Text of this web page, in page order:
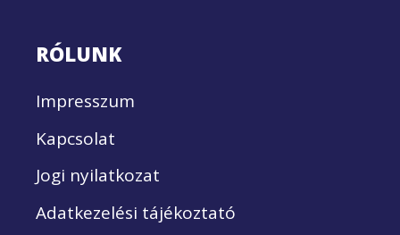
RÓLUNK
Impresszum
Kapcsolat
Jogi nyilatkozat
Adatkezelési tájékoztató